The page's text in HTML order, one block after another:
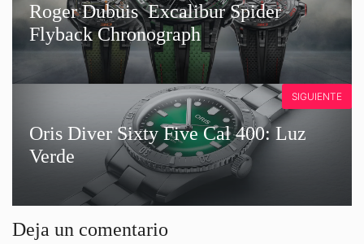
Roger Dubuis Excalibur Spider
Flyback Chronograph
Oris Diver Sixty Five Cal 400: Luz
Verde
SIGUIENTE
Deja un comentario